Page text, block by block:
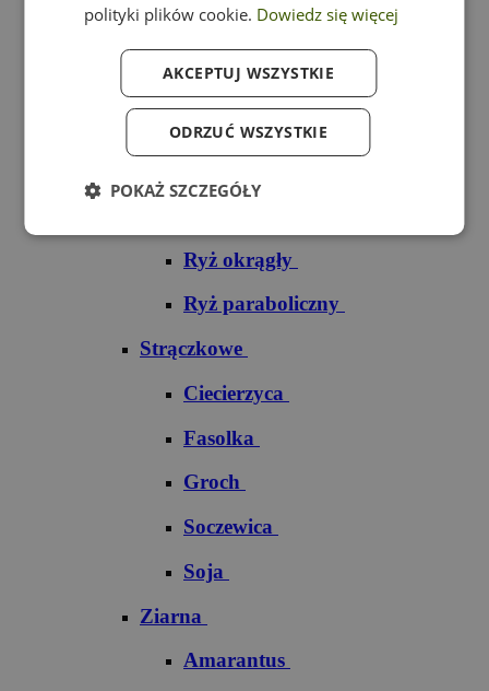
Ryż czerwony
Ryż do sushi
Ryż okrągły
Ryż paraboliczny
Strączkowe
Ciecierzyca
Fasolka
Groch
Soczewica
Soja
Ziarna
Amarantus
polityki plików cookie. Dowiedz się więcej
AKCEPTUJ WSZYSTKIE
ODRZUĆ WSZYSTKIE
POKAŻ SZCZEGÓŁY